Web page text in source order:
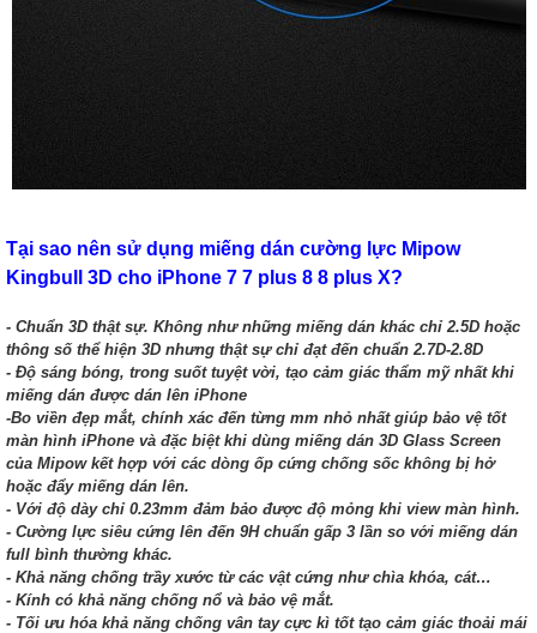
Tại sao nên sử dụng miếng dán cường lực Mipow
Kingbull 3D cho iPhone 7 7 plus 8 8 plus X?
- Chuẩn 3D thật sự. Không như những miếng dán khác chỉ 2.5D hoặc
thông số thể hiện 3D nhưng thật sự chỉ đạt đến chuẩn 2.7D-2.8D
- Độ sáng bóng, trong suốt tuyệt vời, tạo cảm giác thẩm mỹ nhất khi
miếng dán được dán lên iPhone
-Bo viền đẹp mắt, chính xác đến từng mm nhỏ nhất giúp bảo vệ tốt
màn hình iPhone và đặc biệt khi dùng miếng dán 3D Glass Screen
của Mipow kết hợp với các dòng ốp cứng chống sốc không bị hở
hoặc đẩy miếng dán lên.
- Với độ dày chỉ 0.23mm đảm bảo được độ mỏng khi view màn hình.
- Cường lực siêu cứng lên đến 9H chuẩn gấp 3 lần so với miếng dán
full bình thường khác.
- Khả năng chống trầy xước từ các vật cứng như chìa khóa, cát…
- Kính có khả năng chống nổ và bảo vệ mắt.
- Tối ưu hóa khả năng chống vân tay cực kì tốt tạo cảm giác thoải mái